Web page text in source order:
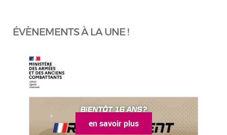
ÉVÈNEMENTS À LA UNE !
en savoir plus